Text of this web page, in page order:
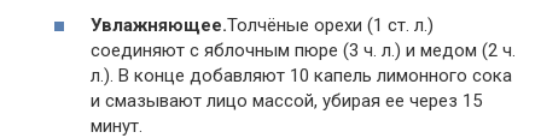
Увлажняющее.Толчёные орехи (1 ст. л.)
соединяют с яблочным пюре (3 ч. л.) и медом (2 ч.
л.). В конце добавляют 10 капель лимонного сока
и смазывают лицо массой, убирая ее через 15
минут.